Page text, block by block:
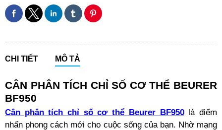
CHI TIẾT MÔ TẢ
CÂN PHÂN TÍCH CHỈ SỐ CƠ THỂ BEURER
BF950
Cân phân tích chỉ số cơ thể Beurer BF950là điểm
nhấn phong cách mới cho cuộc sống của bạn. Nhờ mạng